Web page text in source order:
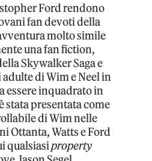
Ford rendono
fan devoti della
molto simile
una fan fiction,
Skywalker Saga e
di Wim e Neel in
a essere inquadrato in
stata presentata come
di Wim nelle
Ottanta, Watts e Ford
qualsiasiproperty